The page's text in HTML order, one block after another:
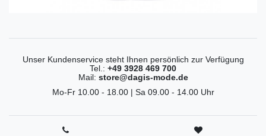
Unser Kundenservice steht Ihnen persönlich zur Verfügung
Tel.: +49 3928 469 700
Mail: store@dagis-mode.de
Mo-Fr 10.00 - 18.00 | Sa 09.00 - 14.00 Uhr